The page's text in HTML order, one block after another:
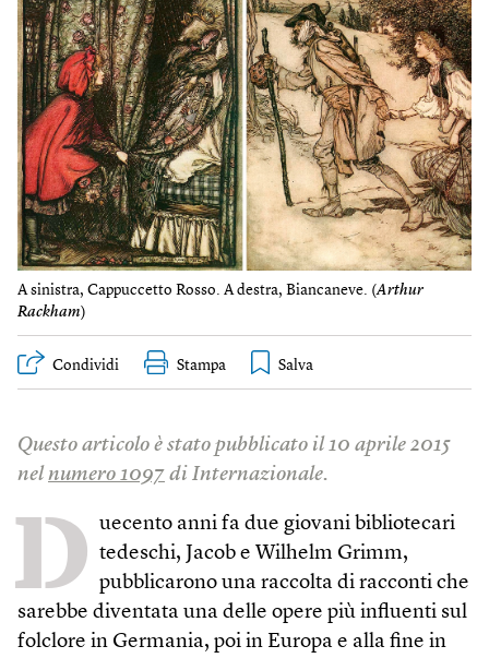
A sinistra, Cappuccetto Rosso. A destra, Biancaneve. (Arthur
Rackham)
Condividi Stampa
Questo articolo è stato pubblicato il 10 aprile 2015
nel numero 1097 di Internazionale.
D uecento anni fa due giovani bibliotecari
tedeschi, Jacob e Wilhelm Grimm,
pubblicarono una raccolta di racconti che
sarebbe diventata una delle opere più influenti sul
folclore in Germania, poi in Europa e alla fine in